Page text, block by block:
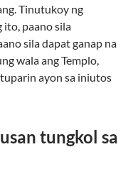
Tinutukoy ng
ito, paano sila
sila dapat ganap na
wala ang Templo,
ayon sa iniutos
tungkol sa